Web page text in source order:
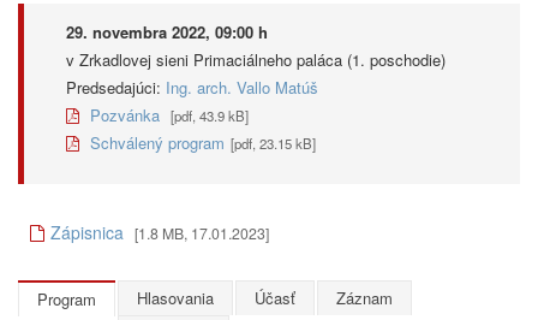
29. novembra 2022, 09:00 h
v Zrkadlovej sieni Primaciálneho paláca (1. poschodie)
Predsedajúci: Ing. arch. Vallo Matúš
Pozvánka [pdf, 43.9 kB]
Schválený program [pdf, 23.15 kB]
Zápisnica [1.8 MB, 17.01.2023]
Program Hlasovania Účasť
Záznam